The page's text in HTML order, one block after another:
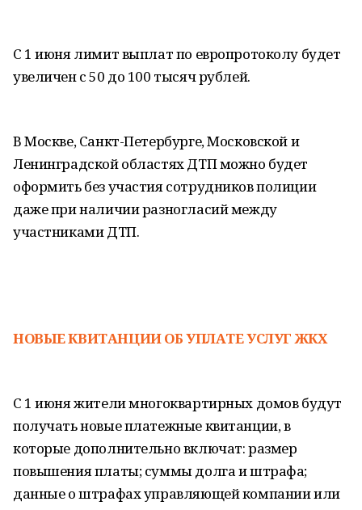
С 1 июня лимит выплат по европротоколу будет
увеличен с 50 до 100 тысяч рублей.
В Москве, Санкт-Петербурге, Московской и
Ленинградской областях ДТП можно будет
оформить без участия сотрудников полиции
даже при наличии разногласий между
участниками ДТП.
НОВЫЕ КВИТАНЦИИ ОБ УПЛАТЕ УСЛУГ ЖКХ
С 1 июня жители многоквартирных домов будут
получать новые платежные квитанции, в
которые дополнительно включат: размер
повышения платы; суммы долга и штрафа;
данные о штрафах управляющей компании или